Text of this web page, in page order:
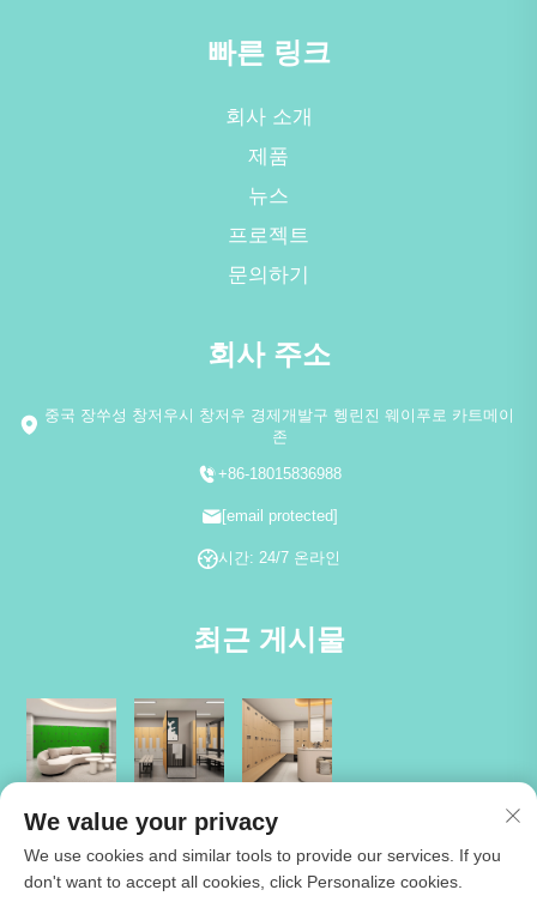
빠른 링크
회사 소개
제품
뉴스
프로젝트
문의하기
회사 주소
중국 장쑤성 창저우시 창저우 경제개발구 헹린진 웨이푸로 카트메이
존
+86-18015836988
[email protected]
시간: 24/7 온라인
최근 게시물
We value your privacy
We use cookies and similar tools to provide our services. If you
don't want to accept all cookies, click Personalize cookies.